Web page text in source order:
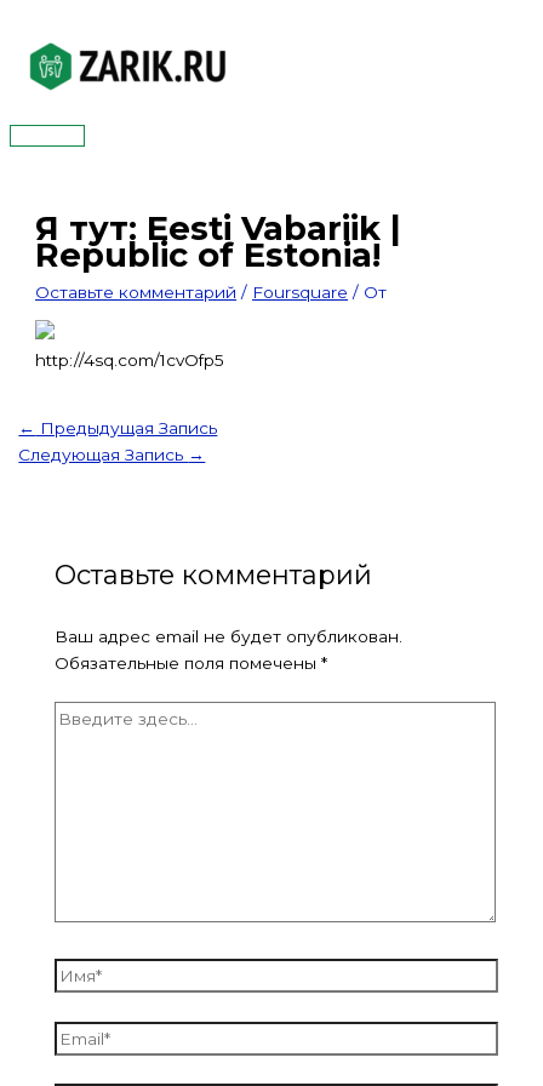
содержимому
Главное
Я тут: Eesti Vabariik |
Republic of Estonia!
Оставьте комментарий / Foursquare / От
http://4sq.com/1cvOfp5
← Предыдущая Запись
Следующая Запись →
Оставьте комментарий
Ваш адрес email не будет опубликован.
Обязательные поля помечены *
Введите
Имя*
Email*